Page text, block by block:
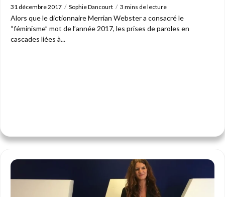
31 décembre 2017 Sophie Dancourt 3 mins de lecture
Alors que le dictionnaire Merrian Webster a consacré le
“féminisme” mot de l’année 2017, les prises de paroles en
cascades liées à...